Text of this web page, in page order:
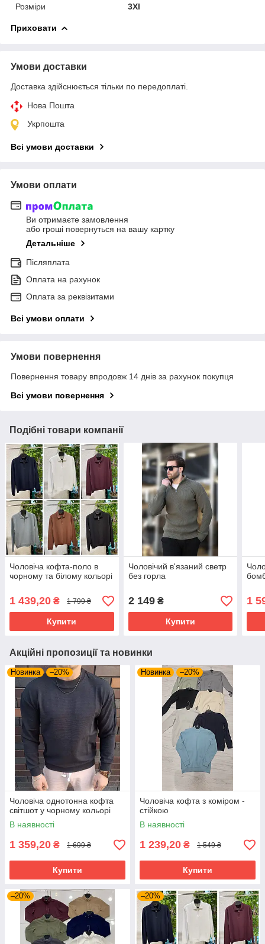
Розміри 3Xl
Приховати
Умови доставки
Доставка здійснюється тільки по передоплаті.
Нова Пошта
Укрпошта
Всі умови доставки
Умови оплати
Ви отримаєте замовлення
або гроші повернуться на вашу картку
Детальніше
Післяплата
Оплата на рахунок
Оплата за реквізитами
Всі умови оплати
Умови повернення
Повернення товару впродовж 14 днів за рахунок покупця
Всі умови повернення
Подібні товари компанії
Чоловіча кофта-поло в
чорному та білому кольорі
1 439,20 ₴ 1 799 ₴
Купити
Чоловічий в'язаний светр
без горла
2 149₴
Купити
1
Акційні пропозиції та новинки
Новинка –20%
Чоловіча однотонна кофта
світшот у чорному кольорі
В наявності
1 359,20 ₴ 1 699 ₴
Купити
Новинка –20%
Чоловіча кофта з коміром -
стійкою
В наявності
1 239,20 ₴ 1 549 ₴
Купити
–20% –20%